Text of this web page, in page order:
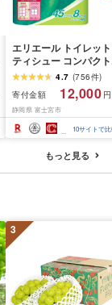
エリエール トイレット
ティシュー コンパクト
ダブル [選べるロール
数:32・64 ロール] 1.5
巻 45m トイレットペ
パー ダブル パルプ
香りつき 日用品 消耗
備蓄 ふるさと納税 ふ
さと 送料無料 静岡県
4.7 (756件)
寄付金額
12,000
静岡県 富士宮市
10サイトで
もっと見る
3